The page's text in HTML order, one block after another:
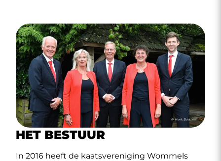
HET BESTUUR
In 2016 heeft de kaatsvereniging Wommels